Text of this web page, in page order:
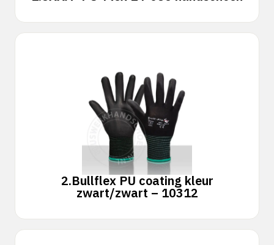
2.Bullflex PU coating kleur
zwart/zwart – 10312